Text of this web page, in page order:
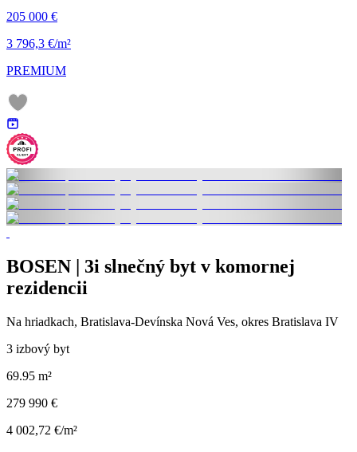
205 000 €
3 796,3 €/m²
PREMIUM
BOSEN | 3i slnečný byt v komornej
rezidencii
Na hriadkach, Bratislava-Devínska Nová Ves, okres Bratislava IV
3 izbový byt
69.95 m²
279 990 €
4 002,72 €/m²